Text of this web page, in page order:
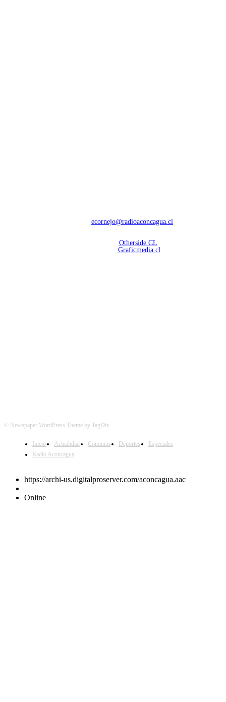
ecornejo@radioaconcagua.cl
Otherside CL
Graficmedia.cl
© Newspaper WordPress Theme by TagDiv
Inicio Actualidad Comunas Deportes
Especiales
Radio Aconcagua
https://archi-us.digitalproserver.com/aconcagua.aac
Online